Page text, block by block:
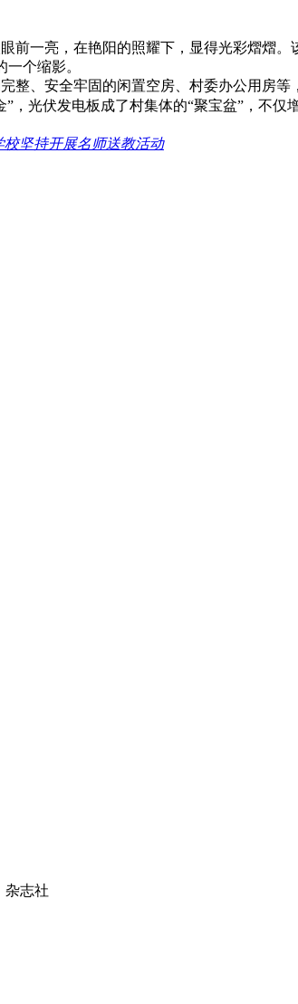
前一亮，在艳阳的照耀下，显得光彩熠熠
个缩影。
整、安全牢固的闲置空房、村委办公用房
光伏发电板成了村集体的“聚宝盆”，不仅
校坚持开展名师送教活动
杂志社